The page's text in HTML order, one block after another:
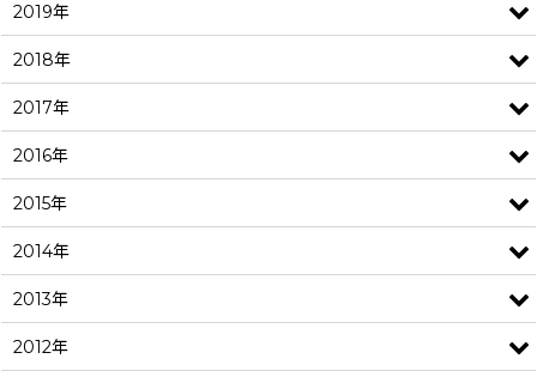
2019年
2018年
2017年
2016年
2015年
2014年
2013年
2012年